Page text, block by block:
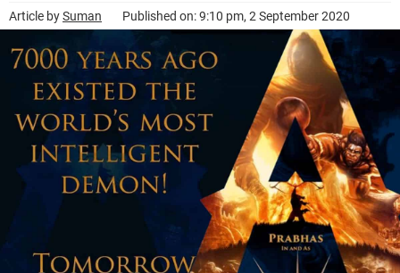
Article bySuman Published on: 9:10 pm, 2 September 2020